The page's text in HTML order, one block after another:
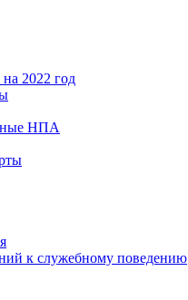
2022 год
НПА
к служебному поведению